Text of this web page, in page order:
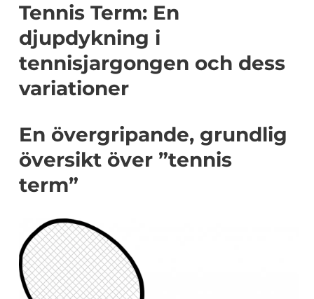
Tennis Term: En
djupdykning i
tennisjargongen och dess
variationer
En övergripande, grundlig
översikt över ”tennis
term”